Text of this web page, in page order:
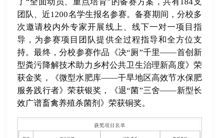
团队、近1200名学生报名参赛。备赛期间，分校多
次邀请校内外专家开展线上、线下一对一项目指
导，为参赛项目团队提供全过程指导和全方位支
持。最终，分校参赛作品《决“厕”千里——首创新
型粪污降解技术助力乡村公共卫生治理新高度》荣
获金奖，《微型水肥库——干旱地区高效节水保肥
服务践行者》荣获银奖，《退“菌”三舍——新型长
效广谱畜禽养殖杀菌剂》荣获铜奖。